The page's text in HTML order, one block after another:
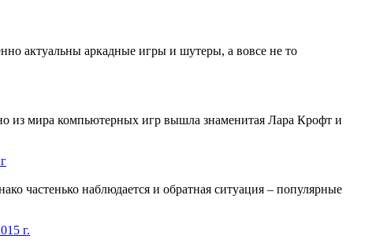
актуальны аркадные игры и шутеры, а вовсе не то
из мира компьютерных игр вышла знаменитая Лара Крофт и
частенько наблюдается и обратная ситуация – популярные
г.